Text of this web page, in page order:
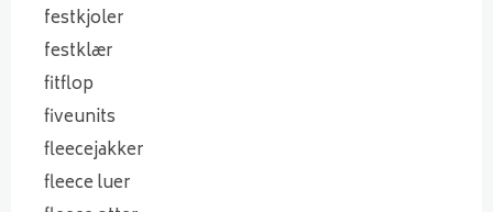
festkjoler
festklær
fitflop
fiveunits
fleecejakker
fleece luer